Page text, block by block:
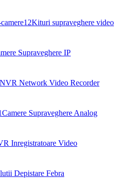
Kituri supraveghere video
Supraveghere IP
NVR Network Video Recorder
Camere Supraveghere Analog
Inregistratoare Video
Depistare Febra